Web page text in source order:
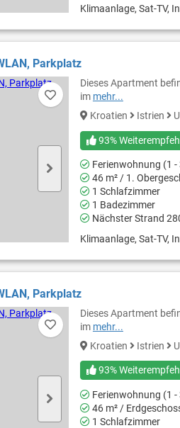
Klimaanlage, Sat-TV,
Parkplatz
Dieses Apartment
im mehr...
Kroatien
Istrien
93%
Ferienwohnung (1 -
46 m² / 1.
1 Schlafzimmer
1 Badezimmer
Nächster Strand
Klimaanlage, Sat-TV,
Parkplatz
Dieses Apartment
im mehr...
Kroatien
Istrien
93%
Ferienwohnung (1 -
46 m² /
1 Schlafzimmer